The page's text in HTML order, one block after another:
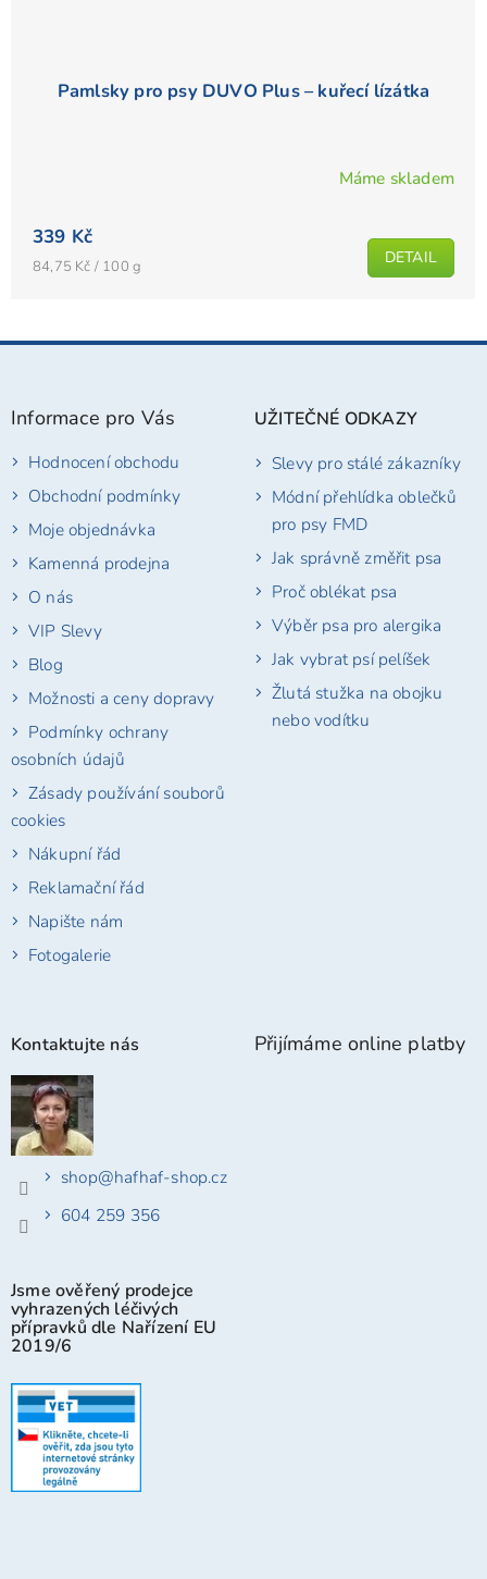
Pamlsky pro psy DUVO Plus – kuřecí lízátka
Máme skladem
339 Kč
Měrná
84,75 Kč / 100 g DETAIL
Z
Informace pro Vás
Hodnocení obchodu
Obchodní podmínky
Moje objednávka
Kamenná prodejna
O nás
VIP Slevy
Blog
Možnosti a ceny dopravy
Podmínky ochrany
osobních údajů
Zásady používání souborů
cookies
Nákupní řád
Reklamační řád
Napište nám
Fotogalerie
UŽITEČNÉ ODKAZY
Slevy pro stálé zákazníky
Módní přehlídka oblečků
pro psy FMD
Jak správně změřit psa
Proč oblékat psa
Výběr psa pro alergika
Jak vybrat psí pelíšek
Žlutá stužka na obojku
nebo vodítku
Kontaktujte nás
shop@hafhaf-shop.cz
604 259 356
Jsme ověřený prodejce
vyhrazených léčivých
přípravků dle Nařízení EU
2019/6
Přijímáme online platby